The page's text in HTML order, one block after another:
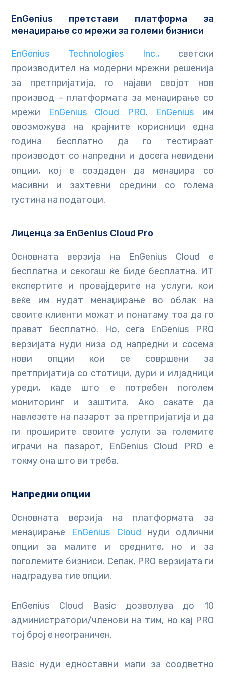
EnGenius претстави платформа за
менаџирање со мрежи за големи бизниси
EnGenius Technologies Inc.,светски
производител на модерни мрежни решенија
за претпријатија, го најави својот нов
производ – платформата за менаџирање со
мрежи EnGenius Cloud PRO. EnGenius им
овозможува на крајните корисници една
година бесплатно да го тестираат
производот со напредни и досега невидени
опции, кој е создаден да менаџира со
масивни и захтевни средини со голема
густина на податоци.
Лиценца за ЕnGenius Cloud Pro
Основната верзија на EnGenius Cloud е
бесплатна и секогаш ќе биде бесплатна. ИТ
експертите и провајдерите на услуги, кои
веќе им нудат менаџирање во облак на
своите клиенти можат и понатаму тоа да го
прават бесплатно. Но, сега EnGenius PRO
верзијата нуди низа од напредни и сосема
нови опции кои се совршени за
претпријатија со стотици, дури и илјадници
уреди, каде што е потребен поголем
мониторинг и заштита. Ако сакате да
навлезете на пазарот за претпријатија и да
ги проширите своите услуги за големите
играчи на пазарот, EnGenius Cloud PRO е
токму она што ви треба.
Напредни опции
Основната верзија на платформата за
менаџирање EnGenius Cloud нуди одлични
опции за малите и средните, но и за
поголемите бизниси. Сепак, PRO верзијата ги
надградува тие опции.
EnGenius Cloud Basic дозволува до 10
администратори/членови на тим, но кај PRO
тој број е неограничен.
Basic нуди едноставни мапи за соодветно